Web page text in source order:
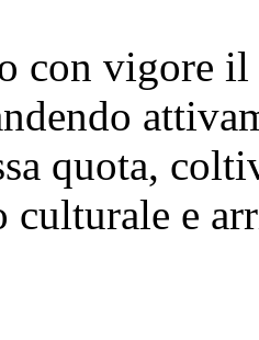
con vigore
quota,
culturale e